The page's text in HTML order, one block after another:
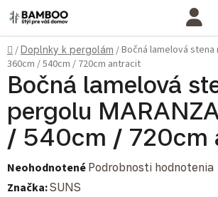
Prejsť na obsah
Domov
/Doplnky k pergolám /Bočná lamelová stena
360cm / 540cm / 720cm antracit
Bočná lamelová
pergolu
/ 540cm / 720cm
Priemerné hodnotenie produktu je 0,0 z 5
Neohodnotené Podrobnosti hodnotenia
Značka:SUNS